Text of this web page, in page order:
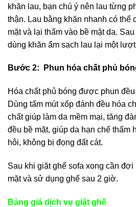
khăn lau, bạn chú ý nên lau từng
thận. Lau bằng khăn nhanh có thể
mặt và lại thấm vào bề mặt da.
dùng khăn ẩm sạch lau lại một
Bước 2: Phun hóa chất phủ
Hóa chất phủ bóng được phun
Dùng tấm mút xốp đánh đều hóa
chất giúp làm da mềm mại, tăng
đều bề mặt, giúp da hạn chế thấm
hôi, không bị đọng đất cát.
Sau khi giặt ghế sofa xong cần đợi
mặt và sử dụng ghế sau 2 giờ.
Bảng giá dịch vụ giặt ghế